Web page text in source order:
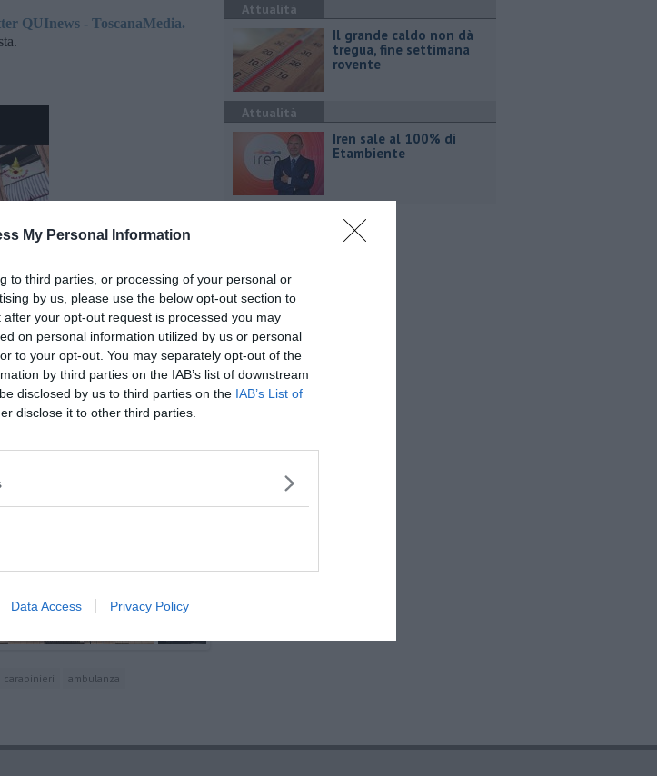
My Personal Information
to third parties, or processing of your personal or
by us, please use the below opt-out section to
your opt-out request is processed you may
on personal information utilized by us or personal
to your opt-out. You may separately opt-out of the
by third parties on the IAB’s list of downstream
disclosed by us to third parties on the IAB’s List of
disclose it to other third parties.
Data Access Privacy Policy
QUInews - ToscanaMedia.
VIGILI DEL FUOCO
carabinieri ambulanza
Attualità
Il grande caldo non dà
tregua, fine settimana
rovente
Attualità
Iren sale al 100% di
Etambiente